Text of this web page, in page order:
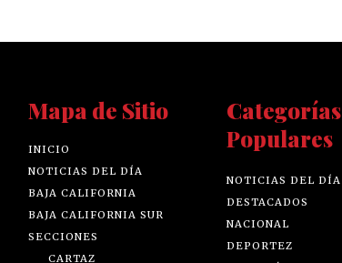
Mapa de Sitio
INICIO
NOTICIAS DEL DÍA
BAJA CALIFORNIA
BAJA CALIFORNIA SUR
SECCIONES
CARTAZ
Categorías
Populares
NOTICIAS DEL DÍA
DESTACADOS
NACIONAL
DEPORTEZ